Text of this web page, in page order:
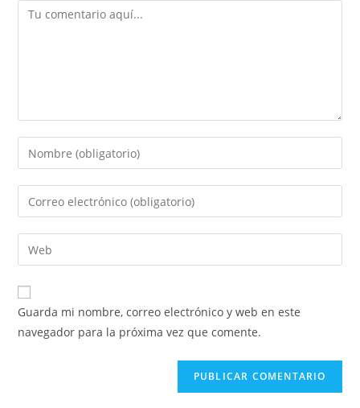
Guarda mi nombre, correo electrónico y web en este
navegador para la próxima vez que comente.